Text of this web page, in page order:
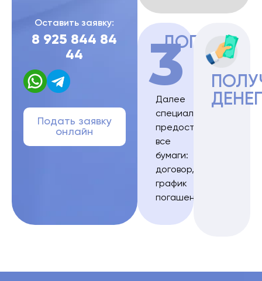
Оставить заявку:
8 925 844 84
44
Подать заявку
онлайн
3
ДОГОВОР
Далее
специалист
предоставляет
все
бумаги:
договор,
график
погашения.